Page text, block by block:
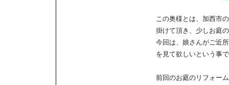
この奥様とは、加西市
掛けて頂き、少しお庭
今回は、娘さんがご近
を見て欲しいという事
前回のお庭のリフォー